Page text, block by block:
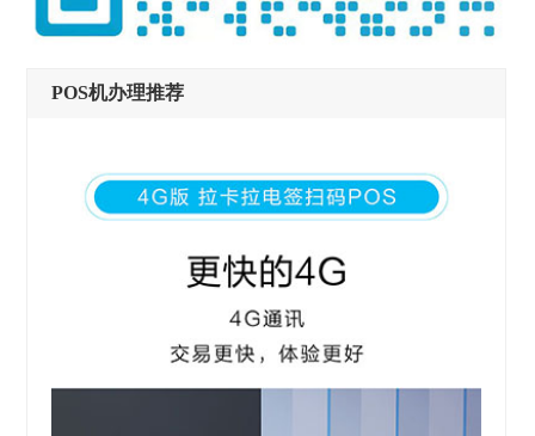
POS机办理推荐